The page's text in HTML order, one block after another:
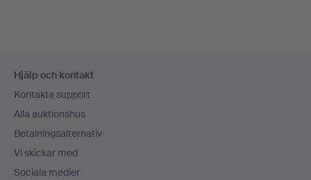
Hjälp och kontakt
Kontakta support
Alla auktionshus
Betalningsalternativ
Vi skickar med
Sociala medier